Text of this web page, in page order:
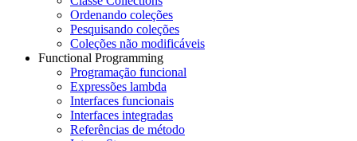
Ordenando coleções
Pesquisando coleções
Coleções não modificáveis
Functional Programming
Programação funcional
Expressões lambda
Interfaces funcionais
Interfaces integradas
Referências de método